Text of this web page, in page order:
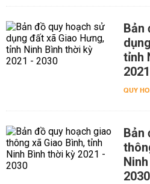
Bản
tỉnh
QUY
Bản
2030